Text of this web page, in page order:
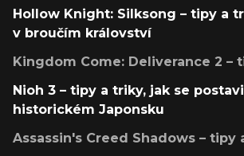
Hollow Knight: Silksong – tipy a
v broučím království
Kingdom Come: Deliverance 2 –
Nioh 3 – tipy a triky, jak se
historickém Japonsku
Assassin's Creed Shadows – tipy